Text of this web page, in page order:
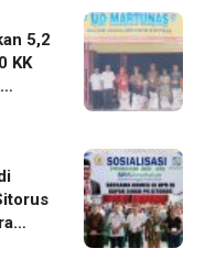
5,2
KK